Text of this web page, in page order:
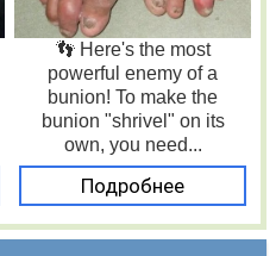
👣 Here's the most
powerful enemy of a
bunion! To make the
bunion "shrivel" on its
own, you need...
Подробнее